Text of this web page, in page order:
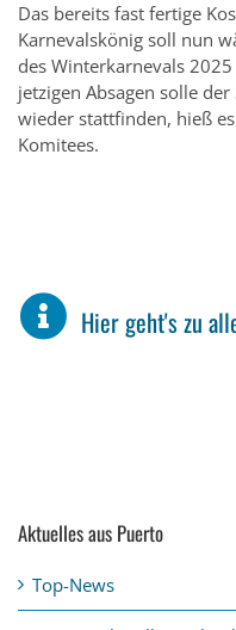
Das bereits fast fertige
Karnevalskönig soll nun
des Winterkarnevals
jetzigen Absagen solle
wieder stattfinden, hieß
Komitees.
Hier geht's zu
Aktuelles aus Puerto
Top-News